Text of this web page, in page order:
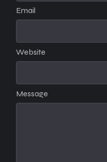
Message
Email
Website